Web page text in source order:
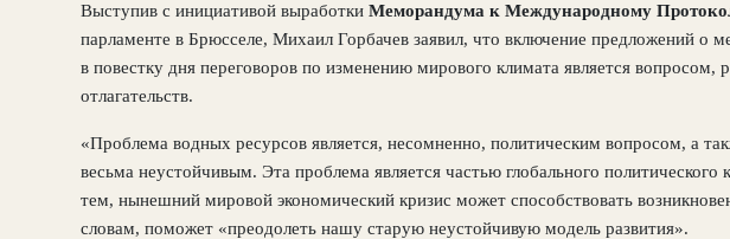
Выступив с инициативой выработки Меморандума к Международному
парламенте в Брюсселе, Михаил Горбачев заявил, что включение предложений о
в повестку дня переговоров по изменению мирового климата является вопросом,
отлагательств.
«Проблема водных ресурсов является, несомненно, политическим вопросом, а
весьма неустойчивым. Эта проблема является частью глобального политического
тем, нынешний мировой экономический кризис может способствовать
словам, поможет «преодолеть нашу старую неустойчивую модель развития».